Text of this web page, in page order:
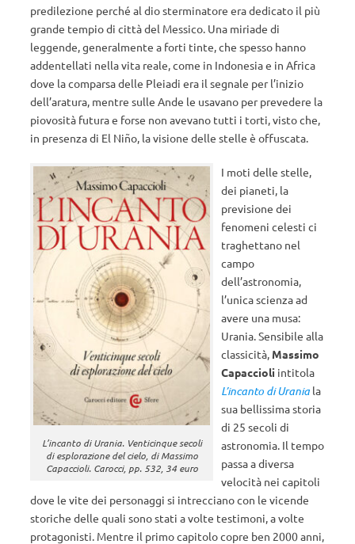
predilezione perché al dio sterminatore era dedicato il più
grande tempio di città del Messico. Una miriade di
leggende, generalmente a forti tinte, che spesso hanno
addentellati nella vita reale, come in Indonesia e in Africa
dove la comparsa delle Pleiadi era il segnale per l’inizio
dell’aratura, mentre sulle Ande le usavano per prevedere la
piovosità futura e forse non avevano tutti i torti, visto che,
in presenza di El Niño, la visione delle stelle è offuscata.
L’incanto di Urania. Venticinque secoli
di esplorazione del cielo, di Massimo
Capaccioli. Carocci, pp. 532, 34 euro
I moti delle stelle,
dei pianeti, la
previsione dei
fenomeni celesti ci
traghettano nel
campo
dell’astronomia,
l’unica scienza ad
avere una musa:
Urania. Sensibile alla
classicità, Massimo
Capaccioli intitola
L’incanto di Urania la
sua bellissima storia
di 25 secoli di
astronomia. Il tempo
passa a diversa
velocità nei capitoli
dove le vite dei personaggi si intrecciano con le vicende
storiche delle quali sono stati a volte testimoni, a volte
protagonisti. Mentre il primo capitolo copre ben 2000 anni,